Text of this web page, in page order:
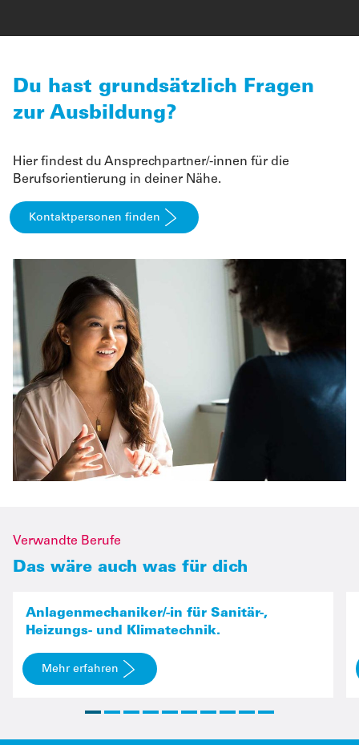
Du hast grundsätzlich Fragen
zur Ausbildung?
Hier findest du Ansprechpartner/-innen für die
Berufsorientierung in deiner Nähe.
Kontaktpersonen finden
Verwandte Berufe
Das wäre auch was für dich
Anlagenmechaniker/-in für Sanitär-,
Heizungs- und Klimatechnik.
Mehr erfahren